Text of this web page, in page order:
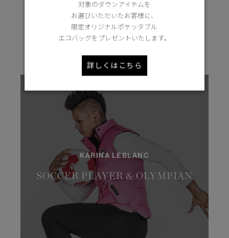
EXPLORE MORE
STORIES
KARINA LEBLANC
SOCCER PLAYER & OLYMPIAN
対象のダウンアイテムを
お選びいただいたお客様に、
限定オリジナルポケッタブル
エコバッグをプレゼントいたします。
詳しくはこちら